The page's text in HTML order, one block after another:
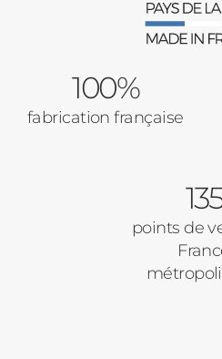
100%
fabrication française
135
points de